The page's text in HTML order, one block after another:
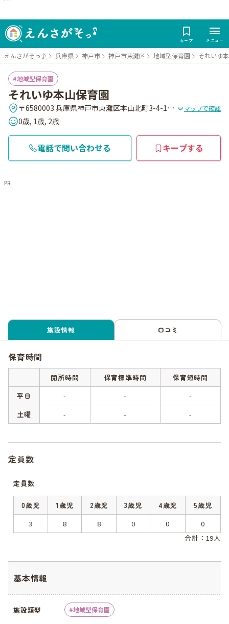
キープ メニュー
えんさがそっ♪ 兵庫県 神戸市 神戸市東灘区 地域型保育園 それいゆ
地域型保育園
それいゆ本山保育園
〒6580003 兵庫県神戸市東灘区本山北町3-4-15 藤和ライブタウン本山1F マップで確認
0歳, 1歳, 2歳
電話で問い合わせる キープする
PR
施設情報 口コミ
保育時間
開所時間 保育標準時間
保育短時間
平日
- -
-
土曜
- - -
定員数
定員数
0歳児 1歳児 2歳児 3歳児 4歳児
5歳児
3
8 8 0 0
0
合計：19人
基本情報
施設類型 地域型保育園